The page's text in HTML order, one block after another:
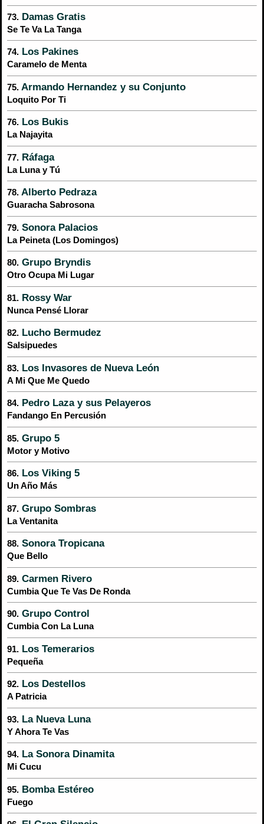
73. Damas Gratis
Se Te Va La Tanga
74. Los Pakines
Caramelo de Menta
75. Armando Hernandez y su Conjunto
Loquito Por Ti
76. Los Bukis
La Najayita
77. Ráfaga
La Luna y Tú
78. Alberto Pedraza
Guaracha Sabrosona
79. Sonora Palacios
La Peineta (Los Domingos)
80. Grupo Bryndis
Otro Ocupa Mi Lugar
81. Rossy War
Nunca Pensé Llorar
82. Lucho Bermudez
Salsipuedes
83. Los Invasores de Nueva León
A Mi Que Me Quedo
84. Pedro Laza y sus Pelayeros
Fandango En Percusión
85. Grupo 5
Motor y Motivo
86. Los Viking 5
Un Año Más
87. Grupo Sombras
La Ventanita
88. Sonora Tropicana
Que Bello
89. Carmen Rivero
Cumbia Que Te Vas De Ronda
90. Grupo Control
Cumbia Con La Luna
91. Los Temerarios
Pequeña
92. Los Destellos
A Patricia
93. La Nueva Luna
Y Ahora Te Vas
94. La Sonora Dinamita
Mi Cucu
95. Bomba Estéreo
Fuego